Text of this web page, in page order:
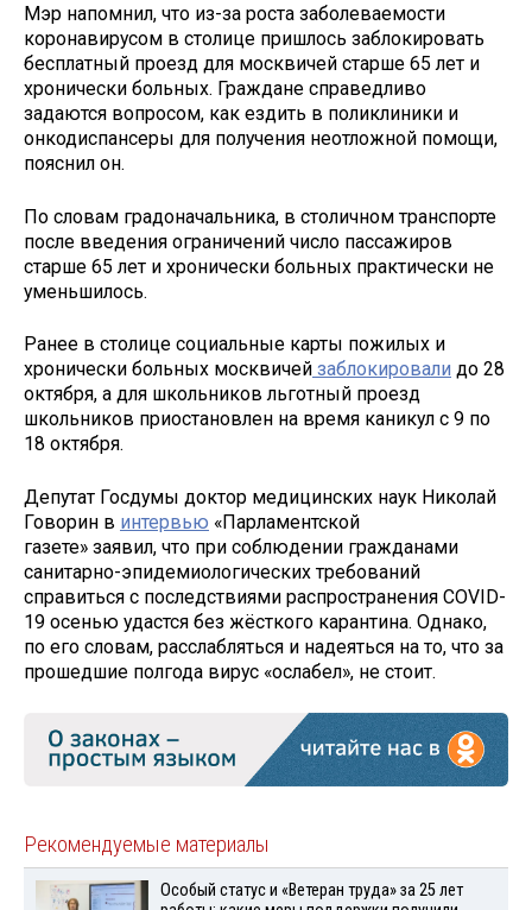
Мэр напомнил, что из-за роста заболеваемости
коронавирусом в столице пришлось заблокировать
бесплатный проезд для москвичей старше 65 лет и
хронически больных. Граждане справедливо
задаются вопросом, как ездить в поликлиники и
онкодиспансеры для получения неотложной помощи,
пояснил он.
По словам градоначальника, в столичном транспорте
после введения ограничений число пассажиров
старше 65 лет и хронически больных практически не
уменьшилось.
Ранее в столице социальные карты пожилых и
хронически больных москвичей заблокировали до 28
октября, а для школьников льготный проезд
школьников приостановлен на время каникул с 9 по
18 октября.
Депутат Госдумы доктор медицинских наук Николай
Говорин в интервью «Парламентской
газете» заявил, что при соблюдении гражданами
санитарно-эпидемиологических требований
справиться с последствиями распространения COVID-
19 осенью удастся без жёсткого карантина. Однако,
по его словам, расслабляться и надеяться на то, что за
прошедшие полгода вирус «ослабел», не стоит.
Рекомендуемые материалы
Особый статус и «Ветеран труда» за 25 лет